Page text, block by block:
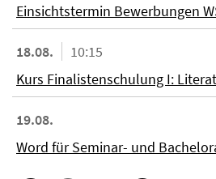
Einsichtstermin Bewerbungen
18.08.
10:15
Kurs Finalistenschulung I:
19.08.
Word für Seminar- und